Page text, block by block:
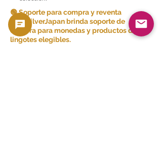
🟢 Soporte para compra y reventa
GoldSilverJapan brinda soporte de
compra para monedas y productos de
lingotes elegibles.